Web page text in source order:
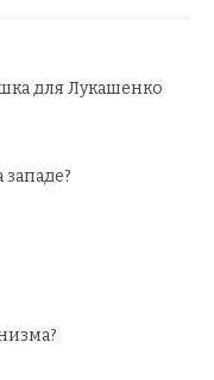
для Лукашенко